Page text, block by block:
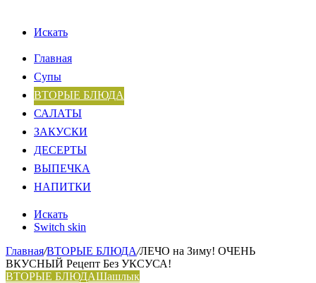
Искать
Главная
Супы
ВТОРЫЕ БЛЮДА
САЛАТЫ
ЗАКУСКИ
ДЕСЕРТЫ
ВЫПЕЧКА
НАПИТКИ
Искать
Switch skin
Главная/ВТОРЫЕ БЛЮДА/ЛЕЧО на Зиму! ОЧЕНЬ
ВКУСНЫЙ Рецепт Без УКСУСА!
ВТОРЫЕ БЛЮДАШашлык